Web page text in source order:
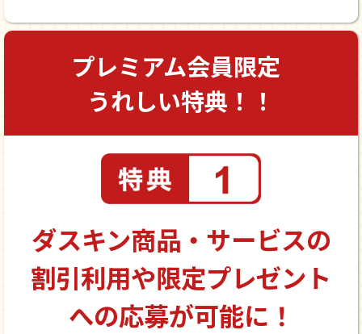
プレミアム会員限定
うれしい特典！！
ダスキン商品・サービスの
割引利用や限定プレゼント
への応募が可能に！